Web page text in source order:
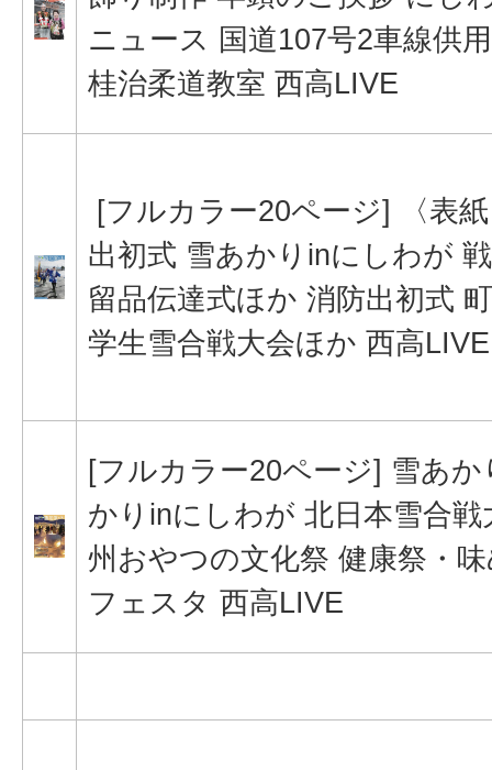
ニュース 国道107号2車線供
桂治柔道教室 西高LIVE
[フルカラー20ページ] 〈表
出初式 雪あかりinにしわが
留品伝達式ほか 消防出初式
学生雪合戦大会ほか 西高LIVE
[フルカラー20ページ] 雪あか
かりinにしわが 北日本雪合戦
州おやつの文化祭 健康祭・
フェスタ 西高LIVE